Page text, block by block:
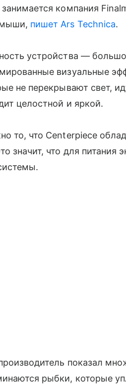
занимается компания
пишет Ars Technica.
устройства —
визуальные
не перекрывают свет,
целостной и яркой.
то, что Centerpiece
значит, что для питания
показал
рыбки, которые